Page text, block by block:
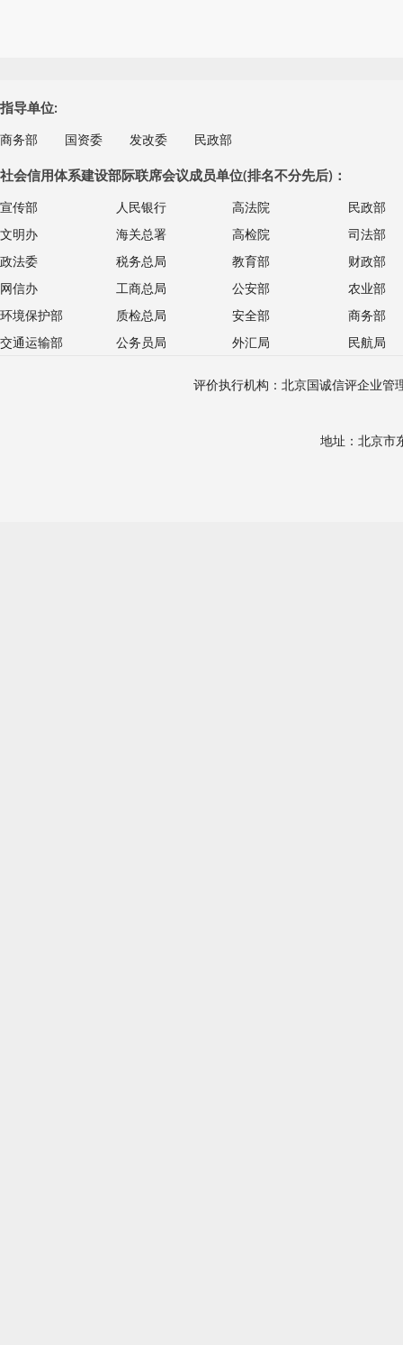
指导单位:
商务部
国资委 发改委
民政部
社会信用体系建设部际联席会议成员单位(排名不分先后)：
宣传部
人民银行 高法院
民政部
文明办
海关总署 高检院
司法部
政法委
税务总局 教育部
财政部
网信办
工商总局 公安部
农业部
环境保护部
质检总局 安全部
商务部
交通运输部
公务员局 外汇局 民航局
评价执行机构：北京国诚信评企业管
地址：北京市